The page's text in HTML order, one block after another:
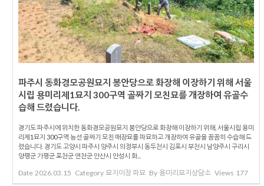
파주시 동화경모공원묘지 봉안당으로 화장해 이장하기 위해 서울
시립 용미리제1묘지 300구역 골짜기 모친묘를 개장하여 유골수
습해 드렸습니다.
경기도 파주시에 위치한 동화경모공원묘지 봉안당으로 화장해 이장하기 위해, 서울시립 용미
리제1묘지 300구역 능선 골짜기 모친 매장묘를 파묘하고 개장하여 유골을 꼼꼼히 수습해 드
렸습니다. 경기도 고양시 파주시 양주시 의정부시 동두천시 김포시 부천시 남양주시 구리시
양평군 가평군 포천군 연천군 안산시 안성시 화...
Date 2026.03.15 Category 묘지이장 파묘 By 용미리묘지상담소 Views 177